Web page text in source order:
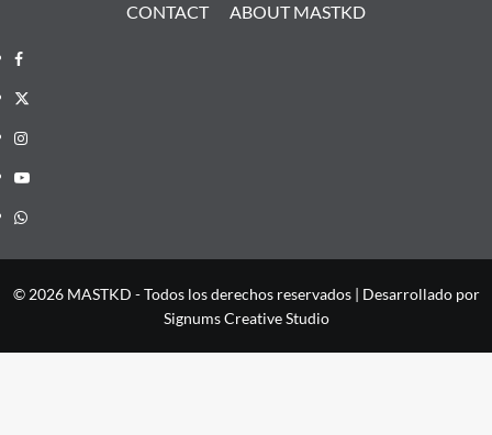
CONTACT ABOUT MASTKD
Facebook
X
Instagram
YouTube
Whatsapp